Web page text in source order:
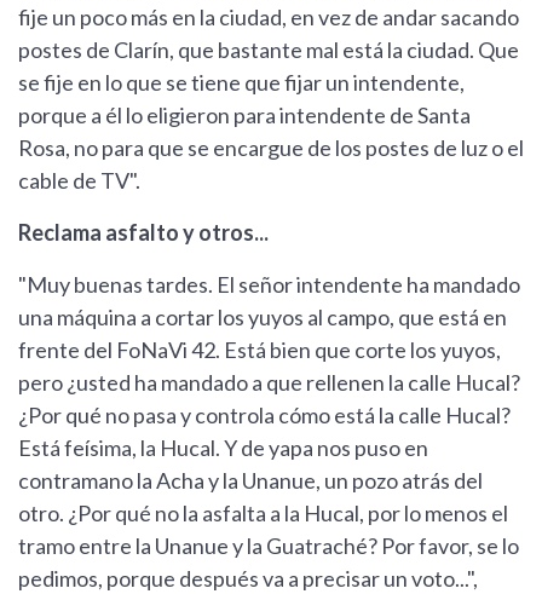
fije un poco más en la ciudad, en vez de andar sacando
postes de Clarín, que bastante mal está la ciudad. Que
se fije en lo que se tiene que fijar un intendente,
porque a él lo eligieron para intendente de Santa
Rosa, no para que se encargue de los postes de luz o el
cable de TV".
Reclama asfalto y otros...
"Muy buenas tardes. El señor intendente ha mandado
una máquina a cortar los yuyos al campo, que está en
frente del FoNaVi 42. Está bien que corte los yuyos,
pero ¿usted ha mandado a que rellenen la calle Hucal?
¿Por qué no pasa y controla cómo está la calle Hucal?
Está feísima, la Hucal. Y de yapa nos puso en
contramano la Acha y la Unanue, un pozo atrás del
otro. ¿Por qué no la asfalta a la Hucal, por lo menos el
tramo entre la Unanue y la Guatraché? Por favor, se lo
pedimos, porque después va a precisar un voto...",